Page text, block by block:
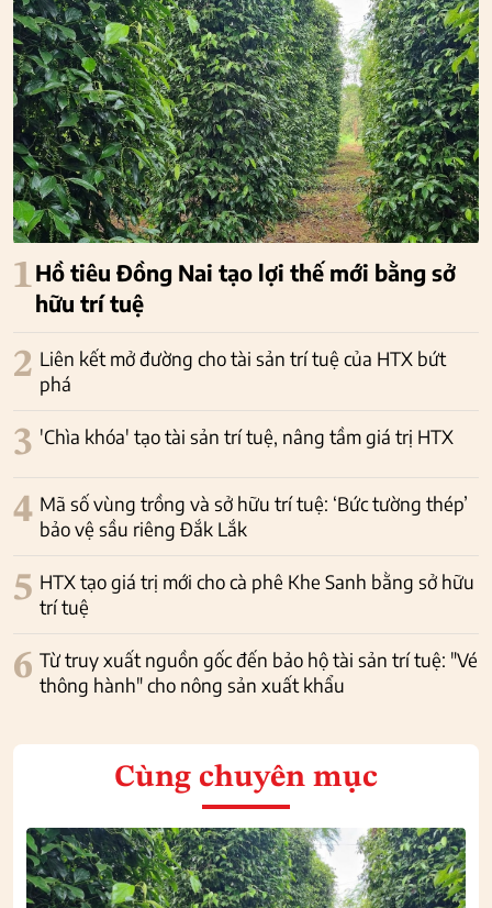
1Hồ tiêu Đồng Nai tạo lợi thế mới bằng sở
hữu trí tuệ
2 Liên kết mở đường cho tài sản trí tuệ của HTX bứt
phá
3 'Chìa khóa' tạo tài sản trí tuệ, nâng tầm giá trị HTX
4 Mã số vùng trồng và sở hữu trí tuệ: ‘Bức tường thép’
bảo vệ sầu riêng Đắk Lắk
5 HTX tạo giá trị mới cho cà phê Khe Sanh bằng sở hữu
trí tuệ
6 Từ truy xuất nguồn gốc đến bảo hộ tài sản trí tuệ: "Vé
thông hành" cho nông sản xuất khẩu
Cùng chuyên mục